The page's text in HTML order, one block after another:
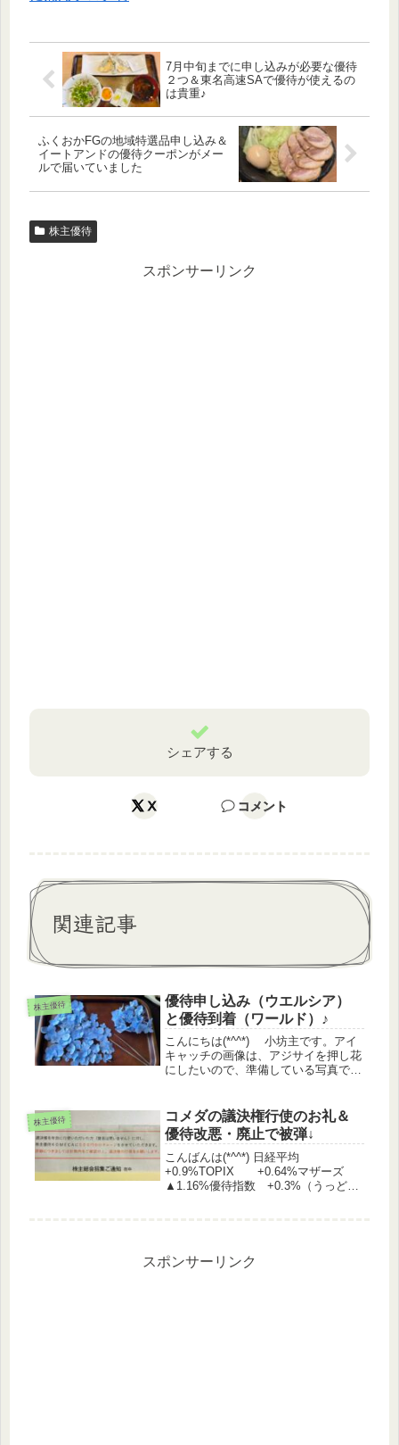
7月中旬までに申し込みが必要な優待
２つ＆東名高速SAで優待が使えるの
は貴重♪
ふくおかFGの地域特選品申し込み＆
イートアンドの優待クーポンがメー
ルで届いていました
株主優待
スポンサーリンク
シェアする
X コメント
関連記事
株主優待
優待申し込み（ウエルシア）
と優待到着（ワールド）♪
こんにちは(*^^*) 小坊主です。アイ
キャッチの画像は、アジサイを押し花
にしたいので、準備している写真で
報の重し中。うまくできたらブログで
公開します(^-^;株価情報日...
株主優待
コメダの議決権行使のお礼＆
優待改悪・廃止で被弾↓
こんばんは(*^^*) 日経平均
+0.9%TOPIX +0.64%マザーズ
▲1.16%優待指数 +0.3%（うっどさ
スポンサーリンク